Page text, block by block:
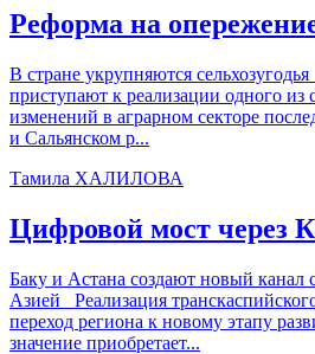
Реформа на
В стране укрупняются
приступают к реализации одного
изменений в аграрном секторе
и Сальянском р...
Тамила ХАЛИЛОВА
Цифровой мост через
Баку и Астана создают новый канал
Азией Реализация
переход региона к новому этапу
значение приобретает...